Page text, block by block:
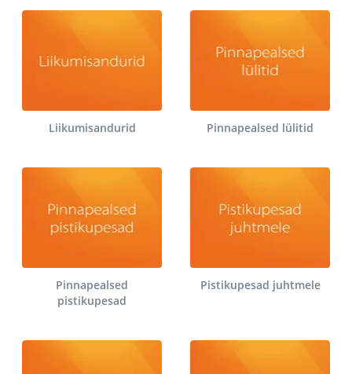
Liikumisandurid Pinnapealsed lülitid
Pinnapealsed
pistikupesad
Pistikupesad juhtmele